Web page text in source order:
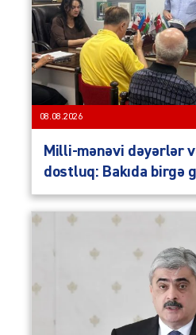
08.08.2026
Milli-mənəvi dəyərlər
dostluq: Bakıda birgə